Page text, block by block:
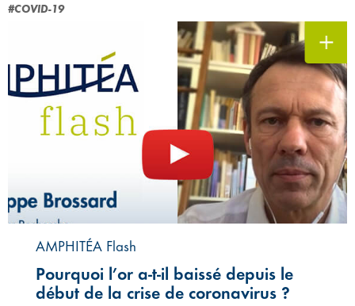
#COVID-19
AMPHITÉA Flash
Pourquoi l’or a-t-il baissé depuis le
début de la crise de coronavirus ?